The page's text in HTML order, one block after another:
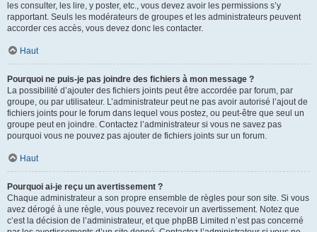
les consulter, les lire, y poster, etc., vous devez avoir les permissions s’y
rapportant. Seuls les modérateurs de groupes et les administrateurs peuvent
accorder ces accès, vous devez donc les contacter.
Haut
Pourquoi ne puis-je pas joindre des fichiers à mon message ?
La possibilité d’ajouter des fichiers joints peut être accordée par forum, par
groupe, ou par utilisateur. L’administrateur peut ne pas avoir autorisé l’ajout de
fichiers joints pour le forum dans lequel vous postez, ou peut-être que seul un
groupe peut en joindre. Contactez l’administrateur si vous ne savez pas
pourquoi vous ne pouvez pas ajouter de fichiers joints sur un forum.
Haut
Pourquoi ai-je reçu un avertissement ?
Chaque administrateur a son propre ensemble de règles pour son site. Si vous
avez dérogé à une règle, vous pouvez recevoir un avertissement. Notez que
c’est la décision de l’administrateur, et que phpBB Limited n’est pas concerné